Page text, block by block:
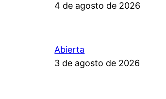
4 de agosto de 2026
Abierta
3 de agosto de 2026